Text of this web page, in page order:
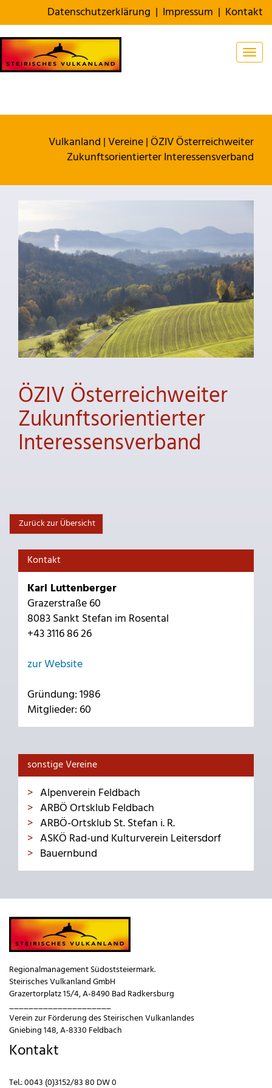
Datenschutzerklärung | Impressum | Kontakt
Vulkanland |Vereine|ÖZIV Österreichweiter
Zukunftsorientierter Interessensverband
ÖZIV Österreichweiter
Zukunftsorientierter
Interessensverband
Zurück zur Übersicht
Kontakt
Karl Luttenberger
Grazerstraße 60
8083 Sankt Stefan im Rosental
+43 3116 86 26
zur Website
Gründung: 1986
Mitglieder: 60
sonstige Vereine
Alpenverein Feldbach
ARBÖ Ortsklub Feldbach
ARBÖ-Ortsklub St. Stefan i. R.
ASKÖ Rad-und Kulturverein Leitersdorf
Bauernbund
Regionalmanagement Südoststeiermark.
Steirisches Vulkanland GmbH
Grazertorplatz 15/4, A-8490 Bad Radkersburg
_____________________
Verein zur Förderung des Steirischen Vulkanlandes
Gniebing 148, A-8330 Feldbach
Kontakt
Tel.:0043 (0)3152/83 80 DW 0